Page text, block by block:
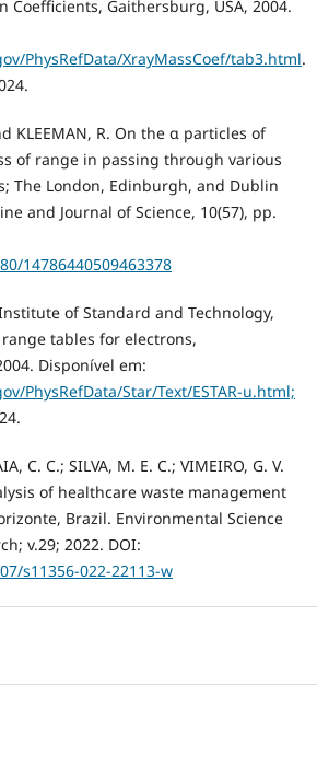
Coefficients, Gaithersburg, USA, 2004.
PhysRefData/XrayMassCoef/tab3.html.
KLEEMAN, R. On the α particles of
of range in passing through various
The London, Edinburgh, and Dublin
and Journal of Science, 10(57), pp.
14786440509463378
of Standard and Technology,
tables for electrons,
Disponível em:
PhysRefData/Star/Text/ESTAR-u.html;
C. C.; SILVA, M. E. C.; VIMEIRO, G. V.
of healthcare waste management
Brazil. Environmental Science
v.29; 2022. DOI:
s11356-022-22113-w